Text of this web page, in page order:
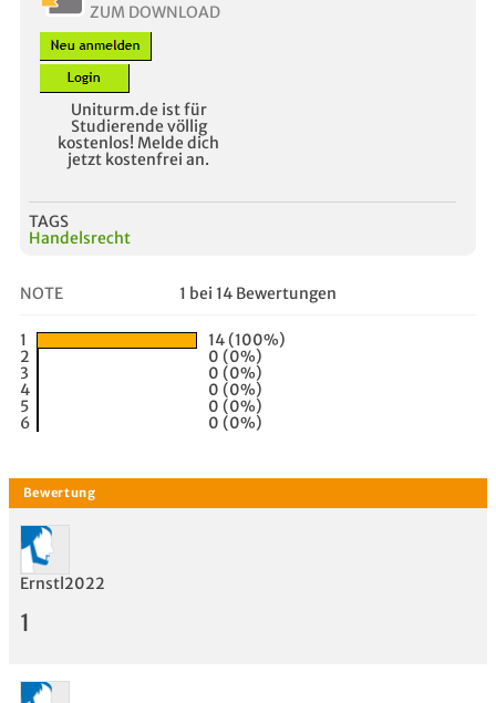
ZUM DOWNLOAD
Uniturm.de ist für
Studierende völlig
kostenlos! Melde dich
jetzt kostenfrei an.
TAGS
Handelsrecht
NOTE 1 bei 14 Bewertungen
1
14 (100%)
2
0 (0%)
3
0 (0%)
4
0 (0%)
5
0 (0%)
6
0 (0%)
Ernstl2022
1